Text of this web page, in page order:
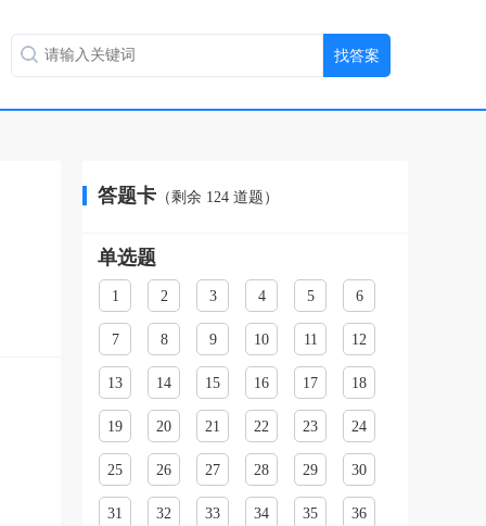
答题卡 （剩余 124 道题）
单选题
1 2 3 4 5 6
7 8 9 10 11 12
13 14 15 16 17 18
19 20 21 22 23 24
25 26 27 28 29 30
31 32 33 34 35 36